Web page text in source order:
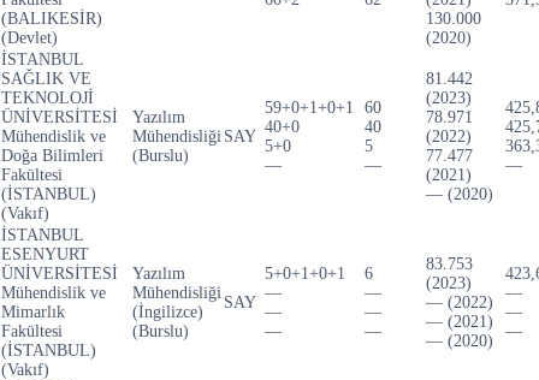
(BALIKESİR)
(Devlet)
130.000
(2020)
İSTANBUL
SAĞLIK VE
TEKNOLOJİ
ÜNİVERSİTESİ
Mühendislik ve
Doğa Bilimleri
Fakültesi
(İSTANBUL)
(Vakıf)
Yazılım
Mühendisliği
(Burslu)
SAY
59+0+1+0+1
40+0
5+0
—
60
40
5
—
81.442
(2023)
78.971
(2022)
77.477
(2021)
— (2020)
—
İSTANBUL
ESENYURT
ÜNİVERSİTESİ
Mühendislik ve
Mimarlık
Fakültesi
(İSTANBUL)
(Vakıf)
Yazılım
Mühendisliği
(İngilizce)
(Burslu)
SAY
5+0+1+0+1
—
—
—
6
—
—
—
83.753
(2023)
— (2022)
— (2021)
— (2020)
—
—
—